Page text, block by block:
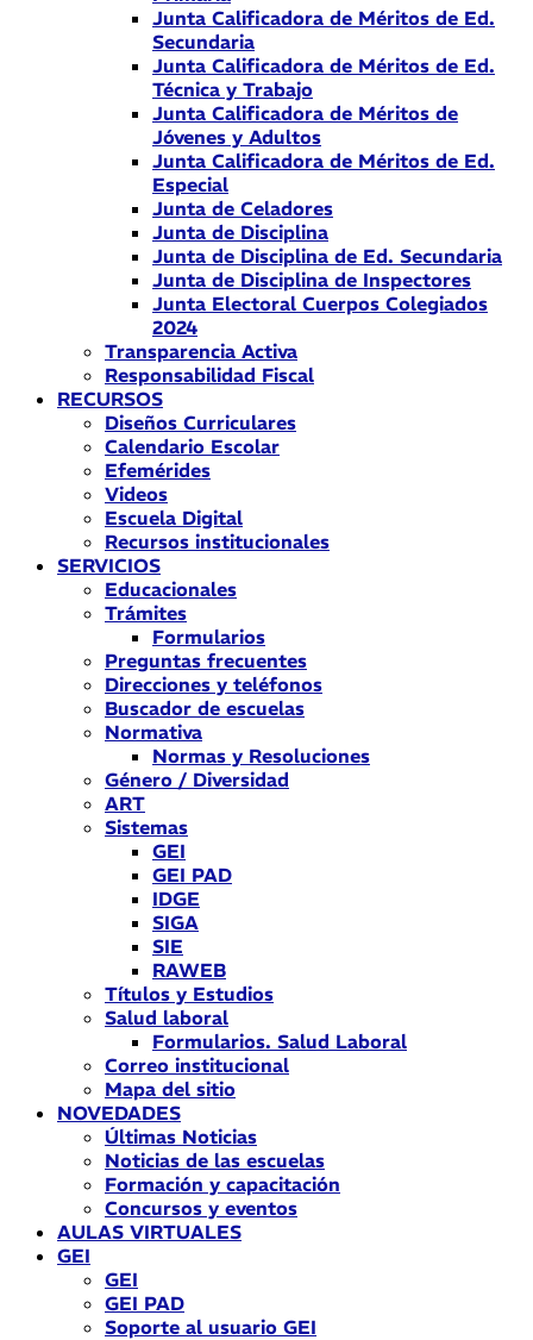
Junta Calificadora de Méritos de Ed.
Secundaria
Junta Calificadora de Méritos de Ed.
Técnica y Trabajo
Junta Calificadora de Méritos de
Jóvenes y Adultos
Junta Calificadora de Méritos de Ed.
Especial
Junta de Celadores
Junta de Disciplina
Junta de Disciplina de Ed. Secundaria
Junta de Disciplina de Inspectores
Junta Electoral Cuerpos Colegiados
2024
Transparencia Activa
Responsabilidad Fiscal
RECURSOS
Diseños Curriculares
Calendario Escolar
Efemérides
Videos
Escuela Digital
Recursos institucionales
SERVICIOS
Educacionales
Trámites
Formularios
Preguntas frecuentes
Direcciones y teléfonos
Buscador de escuelas
Normativa
Normas y Resoluciones
Género / Diversidad
ART
Sistemas
GEI
GEI PAD
IDGE
SIGA
SIE
RAWEB
Títulos y Estudios
Salud laboral
Formularios. Salud Laboral
Correo institucional
Mapa del sitio
NOVEDADES
Últimas Noticias
Noticias de las escuelas
Formación y capacitación
Concursos y eventos
AULAS VIRTUALES
GEI
GEI
GEI PAD
Soporte al usuario GEI